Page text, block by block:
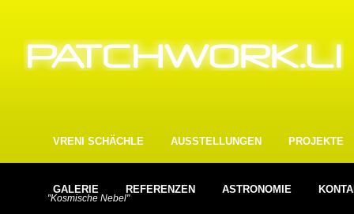
VRENI SCHÄCHLE AUSSTELLUNGEN PROJEKTE
GALERIE REFERENZEN ASTRONOMIE
"Kosmische Nebel"